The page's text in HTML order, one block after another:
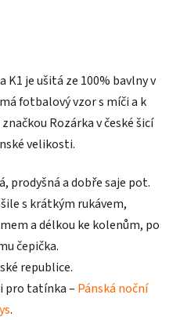
K1 je ušitá ze 100% bavlny v
fotbalový vzor s míči a k
Rozárka v české šicí
velikosti.
prodyšná a dobře saje pot.
s krátkým rukávem,
a délkou ke kolenům, po
čepička.
republice.
pro tatínka – Pánská noční
.